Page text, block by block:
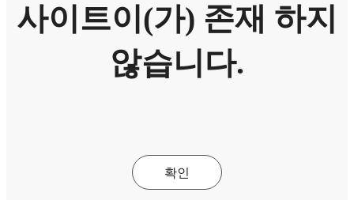
사이트이(가) 존재 하지
않습니다.